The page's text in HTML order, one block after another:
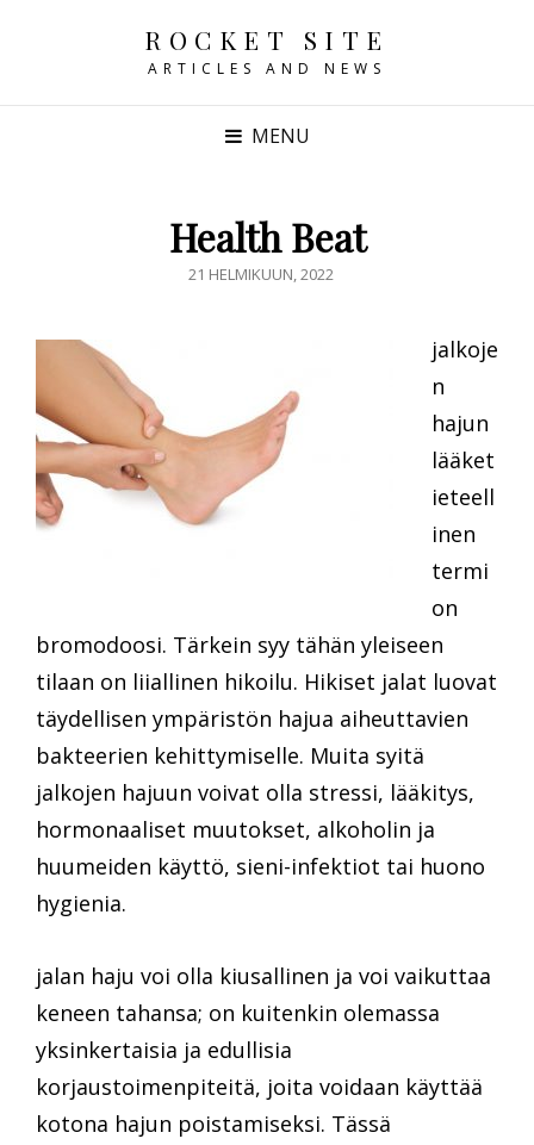
ROCKET SITE
ARTICLES AND NEWS
MENU
Health Beat
POSTED
21 HELMIKUUN, 2022
jalkoje
n
hajun
lääket
ieteell
inen
termi
on
bromodoosi. Tärkein syy tähän yleiseen
tilaan on liiallinen hikoilu. Hikiset jalat luovat
täydellisen ympäristön hajua aiheuttavien
bakteerien kehittymiselle. Muita syitä
jalkojen hajuun voivat olla stressi, lääkitys,
hormonaaliset muutokset, alkoholin ja
huumeiden käyttö, sieni-infektiot tai huono
hygienia.
jalan haju voi olla kiusallinen ja voi vaikuttaa
keneen tahansa; on kuitenkin olemassa
yksinkertaisia ja edullisia
korjaustoimenpiteitä, joita voidaan käyttää
kotona hajun poistamiseksi. Tässä